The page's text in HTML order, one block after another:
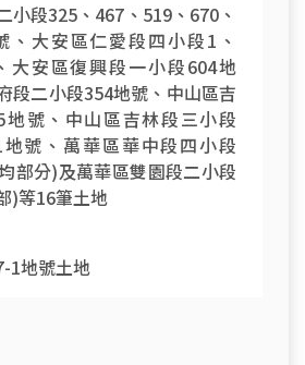
小段325、467、519、670、
、大安區仁愛段四小段1、
大安區復興段一小段604地
段二小段354地號、中山區吉
號、中山區吉林段三小段
地號、萬華區華中段四小段
部分)及萬華區雙園段二小段
)等16筆土地
1地號土地